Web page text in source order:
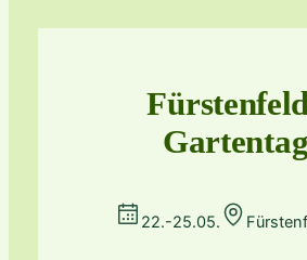
22.-25.05.